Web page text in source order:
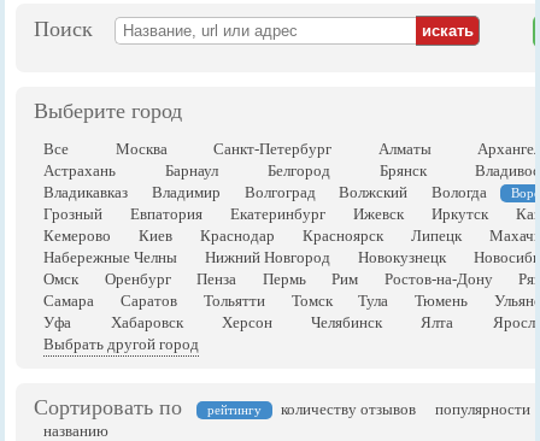
Поиск
Выберите город
Все Москва Санкт-Петербург Алматы
Астрахань
Барнаул Белгород Брянск
Владикавказ
Владимир Волгоград Волжский Вологда
Грозный Евпатория Екатеринбург Ижевск Иркутск
Кемерово
Киев Краснодар Красноярск Липецк
Набережные Челны
Нижний Новгород Новокузнецк
Омск
Оренбург Пенза Пермь Рим Ростов-на-Дону
Самара
Саратов Тольятти Томск Тула Тюмень
Уфа
Хабаровск Херсон Челябинск Ялта
Выбрать другой город
Сортировать по рейтингу количеству отзывов
популярности
названию